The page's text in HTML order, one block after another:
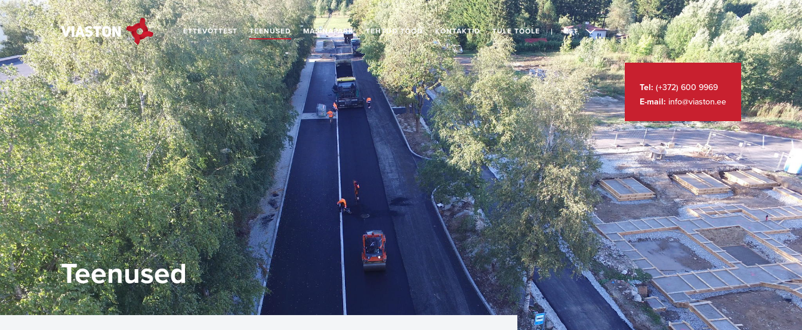
ETTEVÕTTEST TEENUSED MASINAPARK TEHTUD TÖÖD KONTAKTID TULE TÖÖLE EST
Tel: (+372) 600 9969
E-mail: info@viaston.ee
Teenused